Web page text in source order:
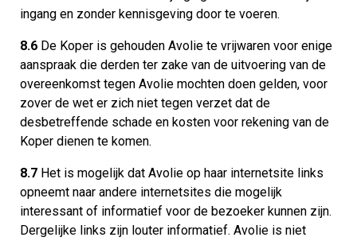
ingang en zonder kennisgeving door te voeren.
8.6 De Koper is gehouden Avolie te vrijwaren voor enige
aanspraak die derden ter zake van de uitvoering van de
overeenkomst tegen Avolie mochten doen gelden, voor
zover de wet er zich niet tegen verzet dat de
desbetreffende schade en kosten voor rekening van de
Koper dienen te komen.
8.7 Het is mogelijk dat Avolie op haar internetsite links
opneemt naar andere internetsites die mogelijk
interessant of informatief voor de bezoeker kunnen zijn.
Dergelijke links zijn louter informatief. Avolie is niet